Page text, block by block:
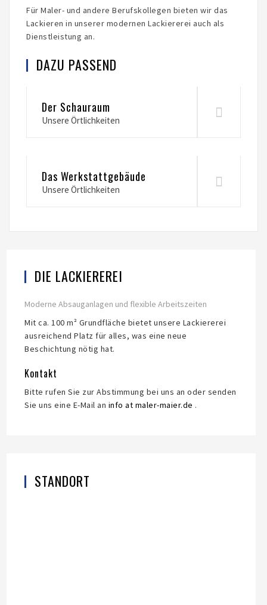
Für Maler- und andere Berufskollegen bieten wir das
Lackieren in unserer modernen Lackiererei auch als
Dienstleistung an.
DAZU PASSEND
Der Schauraum
Unsere Örtlichkeiten
Das Werkstattgebäude
Unsere Örtlichkeiten
DIE LACKIEREREI
Moderne Absauganlagen und flexible Arbeitszeiten
Mit ca. 100 m² Grundfläche bietet unsere Lackiererei
ausreichend Platz für alles, was eine neue
Beschichtung nötig hat.
Kontakt
Bitte rufen Sie zur Abstimmung bei uns an oder senden
Sie uns eine E-Mail an info at maler-maier.de .
STANDORT